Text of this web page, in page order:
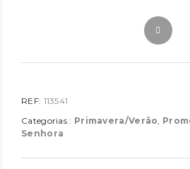
REF: 113541
Categorias : Primavera/Verão,
Senhora